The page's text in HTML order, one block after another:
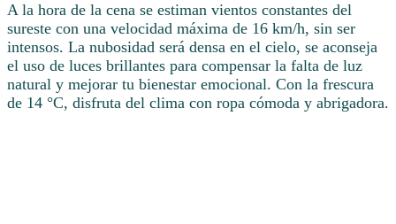
A la hora de la cena se estiman vientos constantes del
sureste con una velocidad máxima de 16 km/h, sin ser
intensos. La nubosidad será densa en el cielo, se aconseja
el uso de luces brillantes para compensar la falta de luz
natural y mejorar tu bienestar emocional. Con la frescura
de 14 °C, disfruta del clima con ropa cómoda y abrigadora.